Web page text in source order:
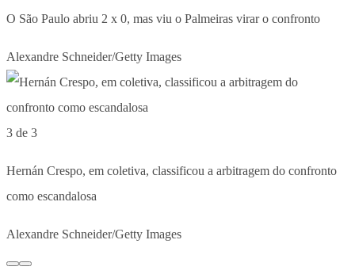
O São Paulo abriu 2 x 0, mas viu o Palmeiras virar o confronto
Alexandre Schneider/Getty Images
3 de 3
Hernán Crespo, em coletiva, classificou a arbitragem do confronto
como escandalosa
Alexandre Schneider/Getty Images